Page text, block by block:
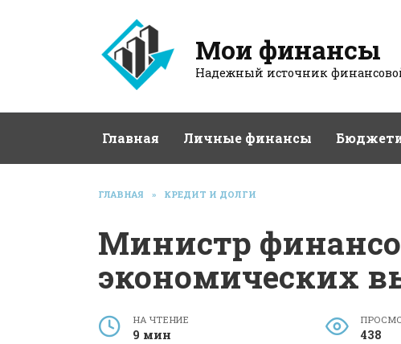
Мои финансы
Надежный источник
Главная Личные финансы
ГЛАВНАЯ » КРЕДИТ И ДОЛГИ
Министр
экономических
НА ЧТЕНИЕ
9 мин 438